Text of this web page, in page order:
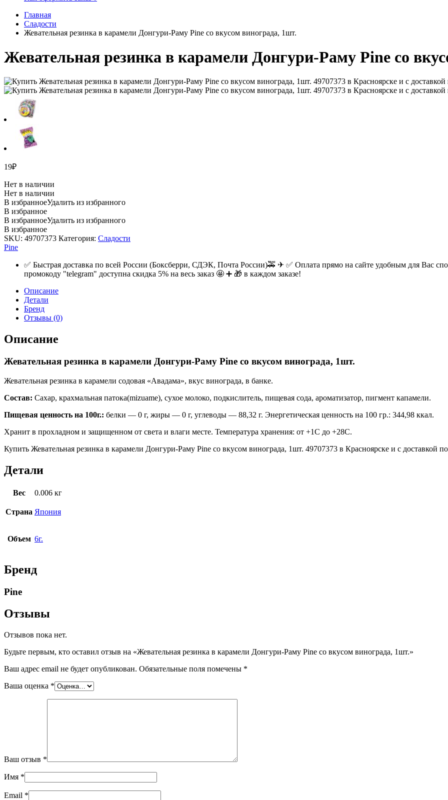
Главная
Сладости
Жевательная резинка в карамели Донгури-Раму Pine со вкусом винограда, 1шт.
Жевательная резинка в карамели Донгури-Раму Pine со
19₽
Нет в наличии
Нет в наличии
В избранноеУдалить из избранного
В избранное
В избранноеУдалить из избранного
В избранное
SKU: 49707373 Категория: Сладости
Pine
✅ Быстрая доставка по всей России (Боксберри, СДЭК, Почта России)🚕 ✈ ✅ Оплата прямо на сайте удобным для Вас
промокоду "telegram" доступна скидка 5% на весь заказ 🤩 ➕ 🎁 в каждом заказе!
Описание
Детали
Бренд
Отзывы (0)
Описание
Жевательная резинка в карамели Донгури-Раму Pine со вкусом винограда, 1шт.
Жевательная резинка в карамели содовая «Авадама», вкус винограда, в банке.
Состав: Сахар, крахмальная патока(mizuame), сухое молоко, подкислитель, пищевая сода, ароматизатор, пигмент капамели.
Пищевая ценность на 100г.: белки — 0 г, жиры — 0 г, углеводы — 88,32 г. Энергетическая ценность на 100 гр.: 344,98 ккал.
Хранит в прохладном и защищенном от света и влаги месте. Температура хранения: от +1С до +28С.
Купить Жевательная резинка в карамели Донгури-Раму Pine со вкусом винограда, 1шт. 49707373 в Красноярске и с доставкой
Детали
Вес 0.006 кг
Страна Япония
Объем 6г.
Бренд
Pine
Отзывы
Отзывов пока нет.
Будьте первым, кто оставил отзыв на «Жевательная резинка в карамели Донгури-Раму Pine со вкусом винограда, 1шт.»
Ваш адрес email не будет опубликован. Обязательные поля помечены *
Ваша оценка *
Ваш отзыв *
Имя *
Email *